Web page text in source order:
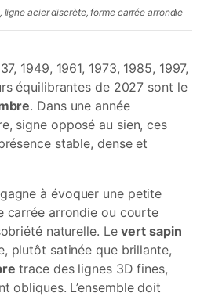
acier discrète, forme carrée arrondie
1949, 1961, 1973, 1985, 1997,
équilibrantes de 2027 sont le
. Dans une année
signe opposé au sien, ces
stable, dense et
à évoquer une petite
carrée arrondie ou courte
naturelle. Levert sapin
plutôt satinée que brillante,
trace des lignes 3D fines,
obliques. L’ensemble doit